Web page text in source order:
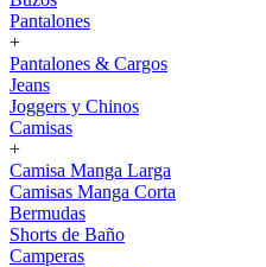
Pantalones
+
Pantalones & Cargos
Jeans
Joggers y Chinos
Camisas
+
Camisa Manga Larga
Camisas Manga Corta
Bermudas
Shorts de Baño
Camperas